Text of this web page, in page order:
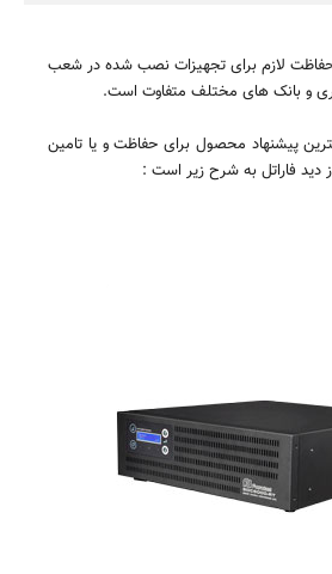
لازم برای تجهیزات نصب شده در شعب
و بانک های مختلف متفاوت است.
پیشنهاد محصول برای حفاظت و یا تامین
دید فاراتل به شرح زیر است :
قابلیت کارکردن با ژنراتور
راندمان بالا
یکسال گارانتی و 10 سال تعهد تامین قطعات
های کامپیوتری متوسط و بزرگ،
حساس مخابراتی و آزمایشگاهی